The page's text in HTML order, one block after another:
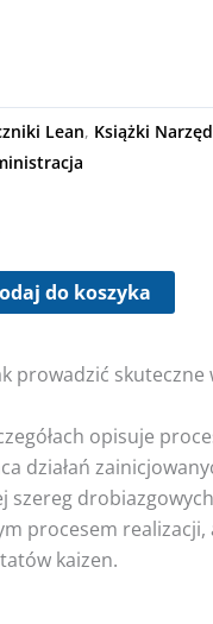
Lean, Książki
do koszyka
prowadzić
opisuje
działań
szereg
procesem
kaizen.